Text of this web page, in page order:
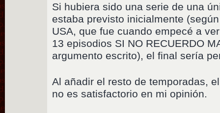
Si hubiera sido una serie de una
estaba previsto inicialmente
USA, que fue cuando empecé a
13 episodios SI NO RECUERDO
argumento escrito), el final sería
Al añadir el resto de temporadas,
no es satisfactorio en mi opinión.